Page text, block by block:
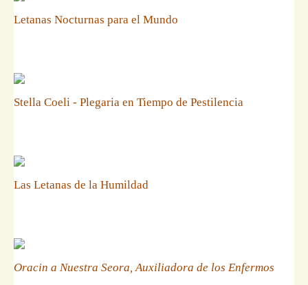
Letanas Nocturnas para el Mundo
Stella Coeli - Plegaria en Tiempo de Pestilencia
Las Letanas de la Humildad
Oracin a Nuestra Seora, Auxiliadora de los Enfermos